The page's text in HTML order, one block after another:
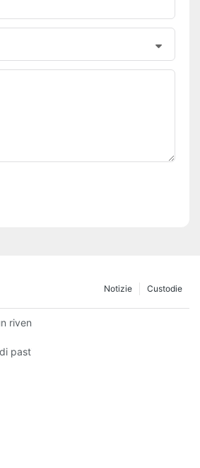
Custodie
Notizie
rivenditore affidabile di pastiglie freno
pastiglie freno nella manutenzione dei